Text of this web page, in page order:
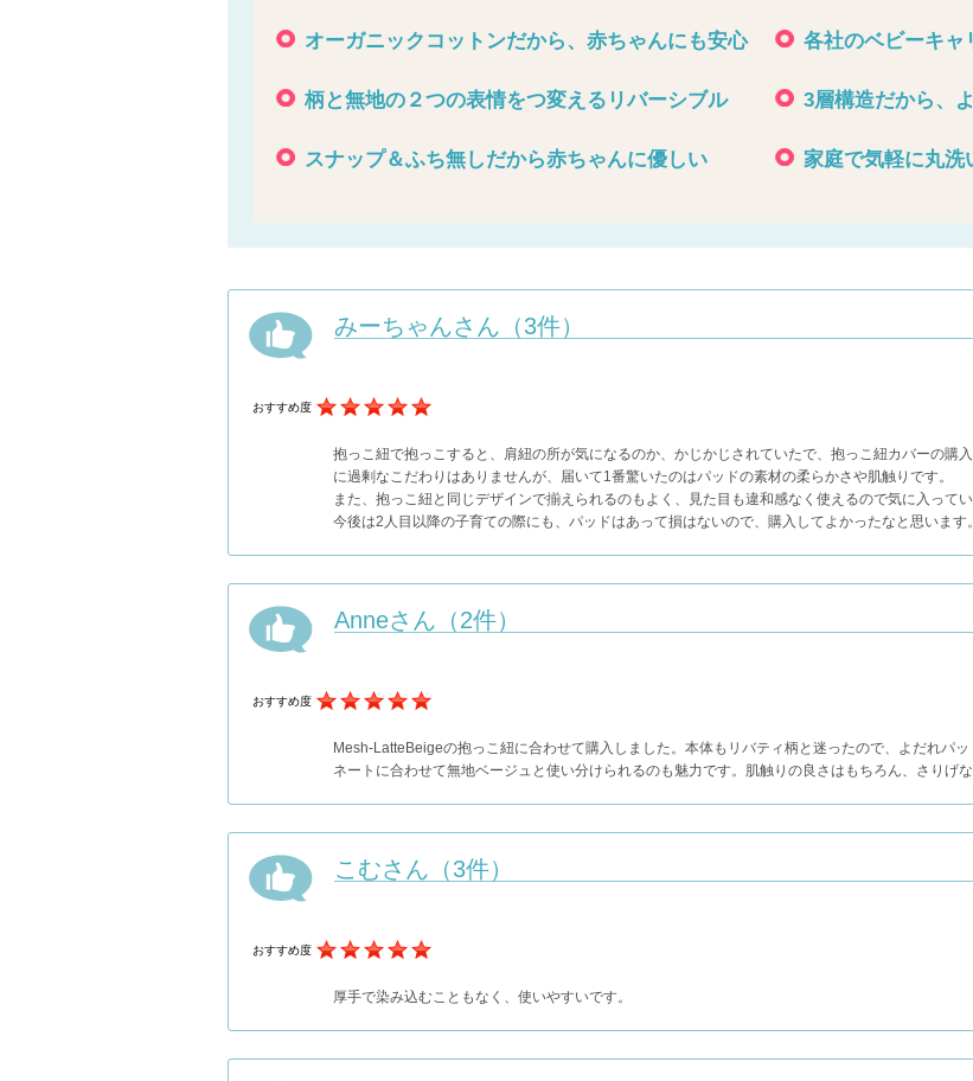
オーガニックコットンだから、赤ちゃんにも安心
柄と無地の２つの表情をつ変えるリバーシブル
スナップ＆ふち無しだから赤ちゃんに優しい
各社のベビーキャ
3層構造だから、
家庭で気軽に丸洗
みーちゃんさん（3件）
おすすめ度
抱っこ紐で抱っこすると、肩紐の所が気になるのか、かじかじされていたで、抱っこ紐カバーの購
に過剰なこだわりはありませんが、届いて1番驚いたのはパッドの素材の柔らかさや肌触りです。
また、抱っこ紐と同じデザインで揃えられるのもよく、見た目も違和感なく使えるので気に入ってい
今後は2人目以降の子育ての際にも、パッドはあって損はないので、購入してよかったなと思います。
Anneさん（2件）
おすすめ度
Mesh-LatteBeigeの抱っこ紐に合わせて購入しました。本体もリバティ柄と迷ったので、よだれパ
ネートに合わせて無地ベージュと使い分けられるのも魅力です。肌触りの良さはもちろん、さりげ
こむさん（3件）
おすすめ度
厚手で染み込むこともなく、使いやすいです。